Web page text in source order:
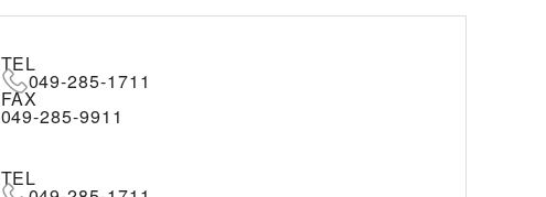
TEL
049-285-1711
FAX
049-285-9911
TEL